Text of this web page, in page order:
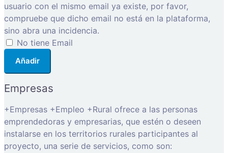
usuario con el mismo email ya existe, por favor,
compruebe que dicho email no está en la plataforma,
sino abra una incidencia.
No tiene Email
Añadir
Empresas
+Empresas +Empleo +Rural ofrece a las personas
emprendedoras y empresarias, que estén o deseen
instalarse en los territorios rurales participantes al
proyecto, una serie de servicios, como son: